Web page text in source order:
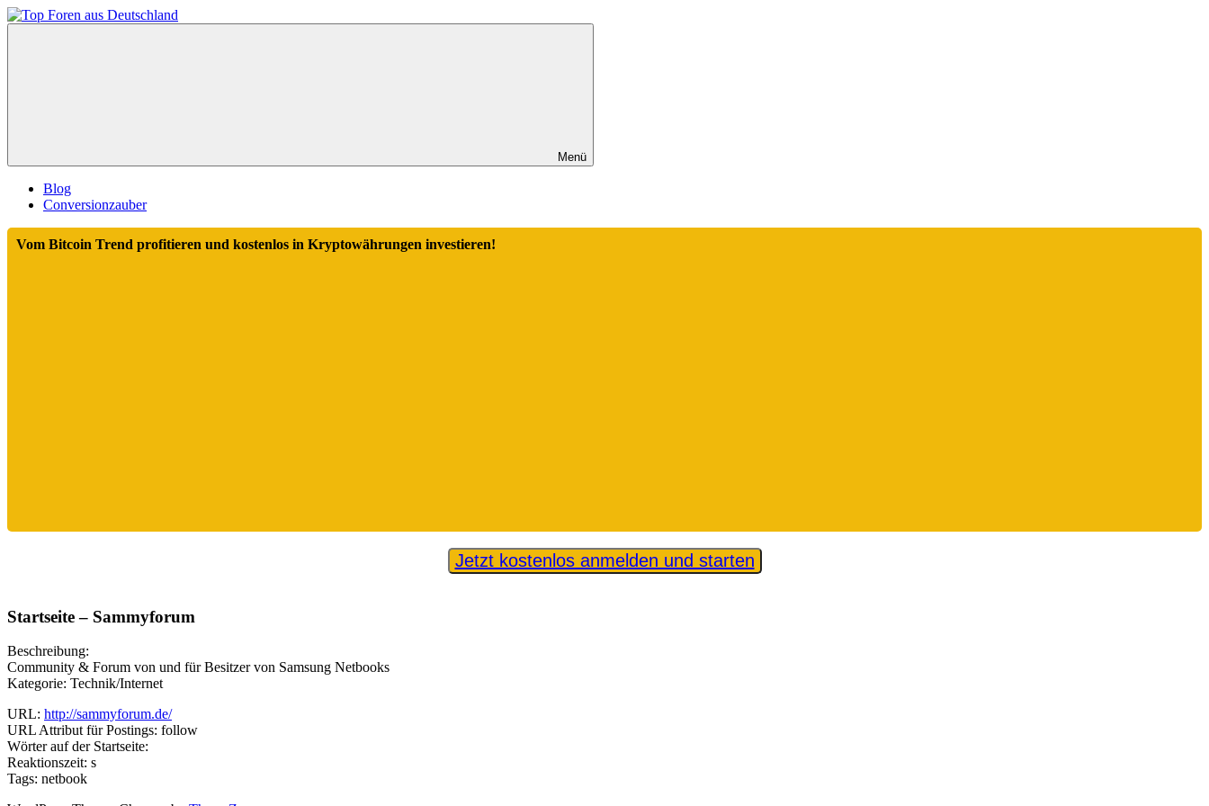
Zum
Inhalt
Menü
Blog
Conversionzauber
Vom Bitcoin Trend profitieren und kostenlos in Kryptowährungen investieren!
Jetzt kostenlos anmelden und starten
Startseite – Sammyforum
Beschreibung:
Community & Forum von und für Besitzer von Samsung Netbooks
Kategorie: Technik/Internet
URL: http://sammyforum.de/
URL Attribut für Postings: follow
Wörter auf der Startseite:
Reaktionszeit: s
Tags: netbook